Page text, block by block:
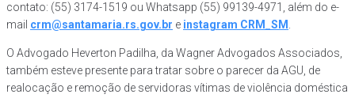
contato: (55) 3174-1519 ou Whatsapp (55) 99139-4971, além do e-
mail crm@santamaria.rs.gov.br e instagram CRM_SM .
O Advogado Heverton Padilha, da Wagner Advogados Associados,
também esteve presente para tratar sobre o parecer da AGU, de
realocação e remoção de servidoras vítimas de violência doméstica